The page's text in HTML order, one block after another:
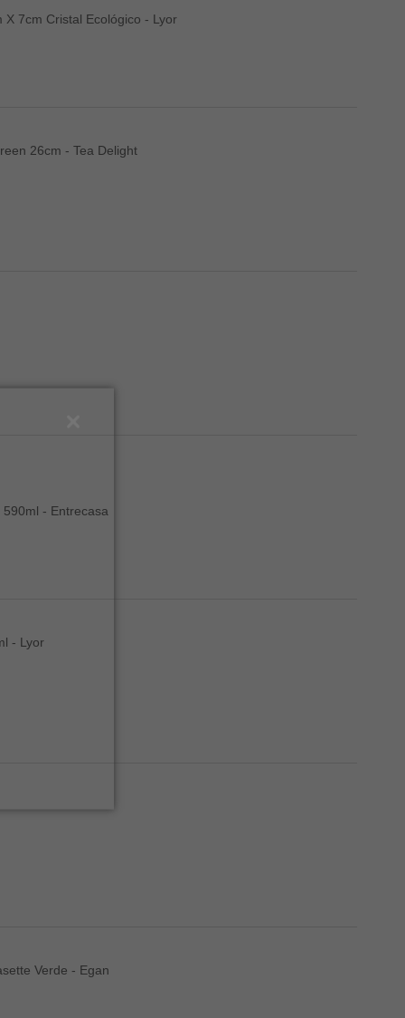
7cm Cristal Ecológico - Lyor
26cm - Tea Delight
- Entrecasa
- Lyor
Verde - Egan